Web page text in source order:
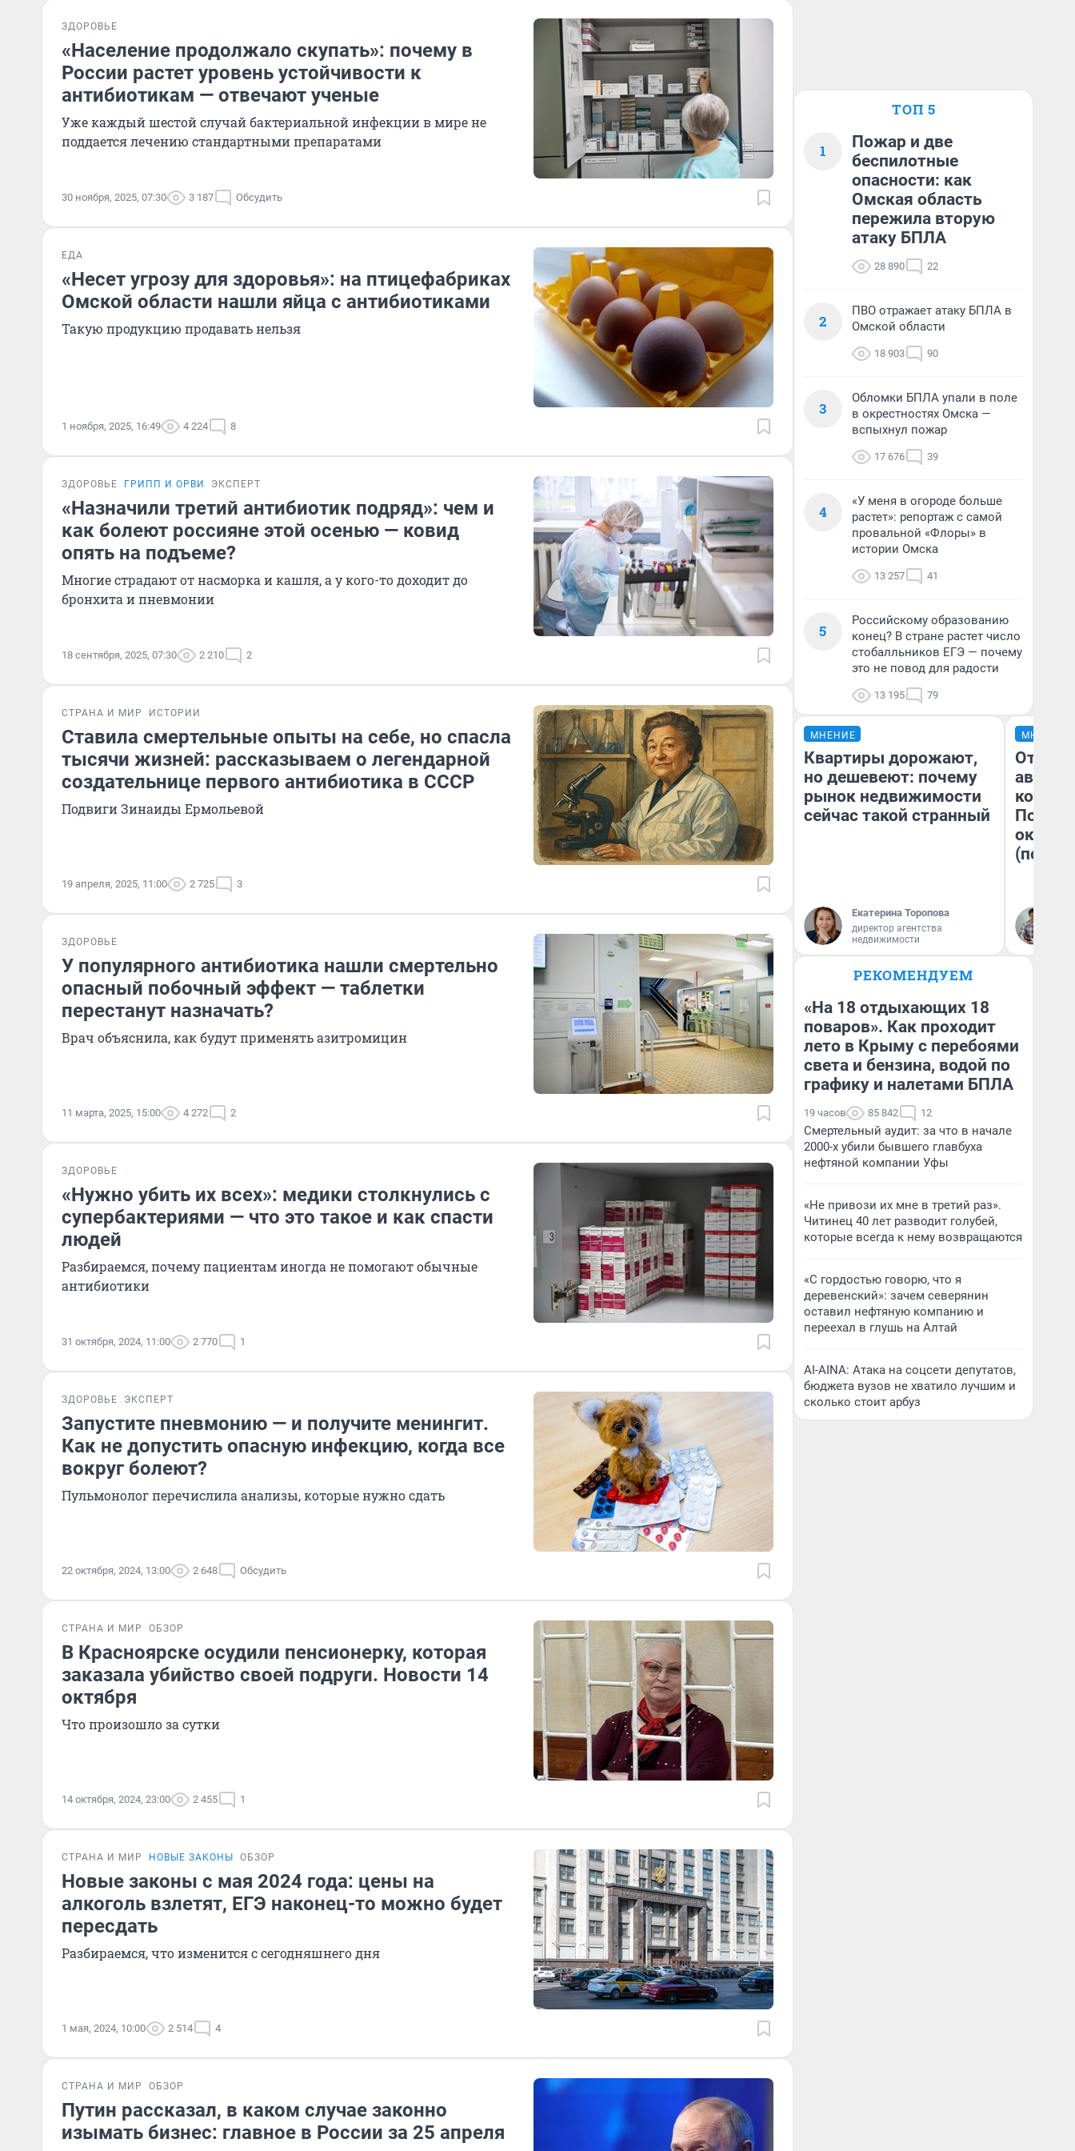
ЗДОРОВЬЕ
«Население продолжало скупать»: почему в
России растет уровень устойчивости к
антибиотикам — отвечают ученые
Уже каждый шестой случай бактериальной инфекции в мире не
поддается лечению стандартными препаратами
30 ноября, 2025, 07:30 3 187 Обсудить
ЕДА
«Несет угрозу для здоровья»: на птицефабриках
Омской области нашли яйца с антибиотиками
Такую продукцию продавать нельзя
1 ноября, 2025, 16:49 4 224 8
ЗДОРОВЬЕ ГРИПП И ОРВИ ЭКСПЕРТ
«Назначили третий антибиотик подряд»: чем и
как болеют россияне этой осенью — ковид
опять на подъеме?
Многие страдают от насморка и кашля, а у кого-то доходит до
бронхита и пневмонии
18 сентября, 2025, 07:30 2 210 2
СТРАНА И МИР ИСТОРИИ
Ставила смертельные опыты на себе, но спасла
тысячи жизней: рассказываем о легендарной
создательнице первого антибиотика в СССР
Подвиги Зинаиды Ермольевой
19 апреля, 2025, 11:00 2 725 3
ЗДОРОВЬЕ
У популярного антибиотика нашли смертельно
опасный побочный эффект — таблетки
перестанут назначать?
Врач объяснила, как будут применять азитромицин
11 марта, 2025, 15:00 4 272 2
ЗДОРОВЬЕ
«Нужно убить их всех»: медики столкнулись с
супербактериями — что это такое и как спасти
людей
Разбираемся, почему пациентам иногда не помогают обычные
антибиотики
31 октября, 2024, 11:00 2 770 1
ЗДОРОВЬЕ ЭКСПЕРТ
Запустите пневмонию — и получите менингит.
Как не допустить опасную инфекцию, когда все
вокруг болеют?
Пульмонолог перечислила анализы, которые нужно сдать
22 октября, 2024, 13:00 2 648 Обсудить
СТРАНА И МИР ОБЗОР
В Красноярске осудили пенсионерку, которая
заказала убийство своей подруги. Новости 14
октября
Что произошло за сутки
14 октября, 2024, 23:00 2 455 1
СТРАНА И МИР НОВЫЕ ЗАКОНЫ ОБЗОР
Новые законы с мая 2024 года: цены на
алкоголь взлетят, ЕГЭ наконец-то можно будет
пересдать
Разбираемся, что изменится с сегодняшнего дня
1 мая, 2024, 10:00 2 514 4
СТРАНА И МИР ОБЗОР
Путин рассказал, в каком случае законно
изымать бизнес: главное в России за 25 апреля
ТОП 5
1
Пожар и две
беспилотные
опасности: как
Омская область
пережила вторую
атаку БПЛА
28 890 22
2
ПВО отражает атаку БПЛА в
Омской области
18 903 90
3
Обломки БПЛА упали в поле
в окрестностях Омска —
вспыхнул пожар
17 676 39
4
«У меня в огороде больше
растет»: репортаж с самой
провальной «Флоры» в
истории Омска
13 257 41
5
Российскому образованию
конец? В стране растет число
стобалльников ЕГЭ — почему
это не повод для радости
13 195 79
МНЕНИЕ
Квартиры дорожают,
но дешевеют: почему
рынок недвижимости
сейчас такой странный
Екатерина Торопова
директор агентства
недвижимости
МНЕНИЕ
От
(почти
РЕКОМЕНДУЕМ
«На 18 отдыхающих 18
поваров». Как проходит
лето в Крыму с перебоями
света и бензина, водой по
графику и налетами БПЛА
19 часов 85 842 12
Смертельный аудит: за что в начале
2000-х убили бывшего главбуха
нефтяной компании Уфы
«Не привози их мне в третий раз».
Читинец 40 лет разводит голубей,
которые всегда к нему возвращаются
«С гордостью говорю, что я
деревенский»: зачем северянин
оставил нефтяную компанию и
переехал в глушь на Алтай
AI-AINA: Атака на соцсети депутатов,
бюджета вузов не хватило лучшим и
сколько стоит арбуз